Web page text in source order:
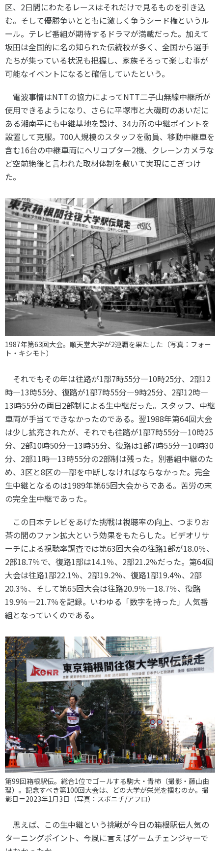
区、 2日間にわたるレースはそれだけで見るものを引き込
む。そして優勝争いとともに激しく争うシード権というル
ール。テレビ番組が期待するドラマが満載だった。加えて
坂田は全国的に名の知られた伝統校が多く、全国から選手
たちが集っている状況も把握し、家族そろって楽しむ事が
可能なイベントになると確信していたという。
電波事情はNTTの協力によってNTT二子山無線中継所が
使用できるようになり、さらに平塚市と大磯町のあいだに
ある湘南平にも中継基地を設け、 34カ所の中継ポイントを
設置して克服。 700人規模のスタッフを動員、移動中継車を
含む16台の中継車両にヘリコプター2機、クレーンカメラな
ど空前絶後と言われた取材体制を敷いて実現にこぎつけ
た。
1987年第63回大会。順天堂大学が2連覇を果たした（写真：フォー
ト・キシモト）
それでもその年は往路が1部7時55分―10時25分、 2部12
時—13時55分、復路が1部7時55分―9時25分、 2部12時—
13時55分の両日2部制による生中継だった。スタッフ、中継
車両が手当てできなかったのである。翌1988年第64回大会
は少し拡充されたが、それでも往路が1部7時55分―10時25
分、 2部10時50分―13時55分、復路は1部7時55分―10時30
分、 2部11時―13時55分の2部制は残った。別番組中継のた
め、 3区と8区の一部を中断しなければならなかった。完全
生中継となるのは1989年第65回大会からである。苦労の末
の完全生中継であった。
この日本テレビをあげた挑戦は視聴率の向上、つまりお
茶の間のファン拡大という効果をもたらした。ビデオリサ
ーチによる視聴率調査では第63回大会の往路1部が18.0％、
2部18.7％で、復路1部は14.1％、 2部21.2％だった。第64回
大会は往路1部22.1％、 2部19.2％、復路1部19.4％、 2部
20.3％、そして第65回大会は往路20.9％—18.7％、復路
19.9％―21.7％を記録。いわゆる「数字を持った」人気番
組となっていくのである。
第99回箱根駅伝。総合1位でゴールする駒大・青柿（撮影・藤山由
理）。記念すべき第100回大会は、どの大学が栄光を掴むのか。撮
影日＝2023年1月3日（写真：スポニチ/アフロ）
思えば、この生中継という挑戦が今日の箱根駅伝人気の
ターニングポイント、今風に言えばゲームチェンジャーで